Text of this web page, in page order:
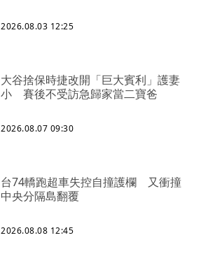
2026.08.03 12:25
大谷捨保時捷改開「巨大賓利」護妻
小 賽後不受訪急歸家當二寶爸
2026.08.07 09:30
台74轎跑超車失控自撞護欄 又衝撞
中央分隔島翻覆
2026.08.08 12:45